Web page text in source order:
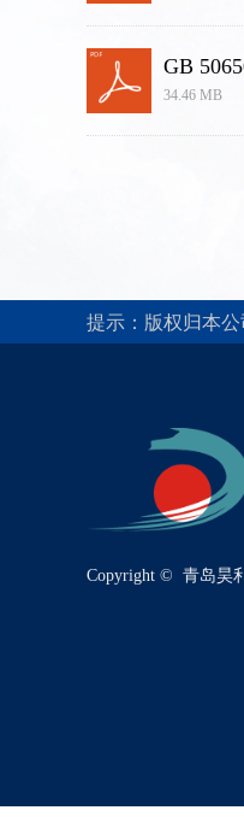
GB
34.46 MB
Copyright © 青岛昊
提示：版权归本